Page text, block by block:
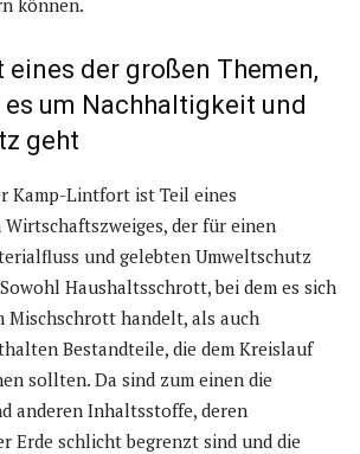
eines der großen Themen,
um Nachhaltigkeit und
geht
Kamp-Lintfort ist Teil eines
der für einen
und gelebten Umweltschutz
Haushaltsschrott, bei dem es sich
Mischschrott handelt, als auch
Bestandteile, die dem Kreislauf
sollten. Da sind zum einen die
anderen Inhaltsstoffe, deren
Erde schlicht begrenzt sind und die